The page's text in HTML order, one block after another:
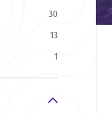
30
13
1